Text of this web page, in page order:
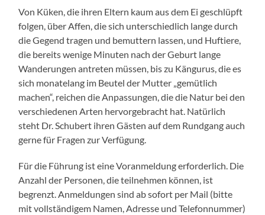
Von Küken, die ihren Eltern kaum aus dem Ei geschlüpft
folgen, über Affen, die sich unterschiedlich lange durch
die Gegend tragen und bemuttern lassen, und Huftiere,
die bereits wenige Minuten nach der Geburt lange
Wanderungen antreten müssen, bis zu Kängurus, die es
sich monatelang im Beutel der Mutter „gemütlich
machen“, reichen die Anpassungen, die die Natur bei den
verschiedenen Arten hervorgebracht hat. Natürlich
steht Dr. Schubert ihren Gästen auf dem Rundgang auch
gerne für Fragen zur Verfügung.
Für die Führung ist eine Voranmeldung erforderlich. Die
Anzahl der Personen, die teilnehmen können, ist
begrenzt. Anmeldungen sind ab sofort per Mail (bitte
mit vollständigem Namen, Adresse und Telefonnummer)